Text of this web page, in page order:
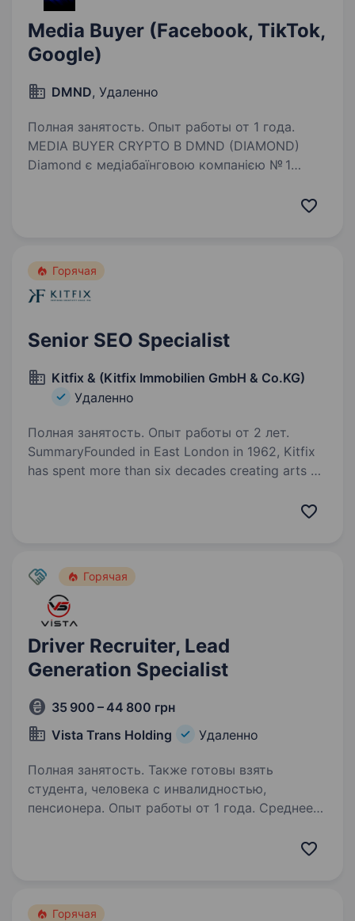
Media Buyer (Facebook, TikTok,
Google)
DMND, Удаленно
Полная занятость. Опыт работы от 1 года.
MEDIA BUYER CRYPTO В DMND (DIAMOND)
Diamond є медіабаїнговою компанією № 1
Горячая
Senior SEO Specialist
Kitfix & (Kitfix Immobilien GmbH & Co.KG)
Удаленно
Полная занятость. Опыт работы от 2 лет.
SummaryFounded in East London in 1962, Kitfix
has spent more than six decades creating arts &
Горячая
Driver Recruiter, Lead
Generation Specialist
35 900 – 44 800 грн
Vista Trans Holding
Удаленно
Полная занятость. Также готовы взять
студента, человека с инвалидностью,
пенсионера. Опыт работы от 1 года. Среднее
We offer reliable cargo transportation…
Горячая